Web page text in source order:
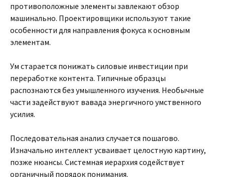
противоположные элементы завлекают обзор
машинально. Проектировщики используют такие
особенности для направления фокуса к основным
элементам.
Ум старается понижать силовые инвестиции при
переработке контента. Типичные образцы
распознаются без умышленного изучения. Необычные
части задействуют вавада энергичного умственного
усилия.
Последовательная анализ случается пошагово.
Изначально интеллект усваивает целостную картину,
позже нюансы. Системная иерархия содействует
органичный порядок понимания.